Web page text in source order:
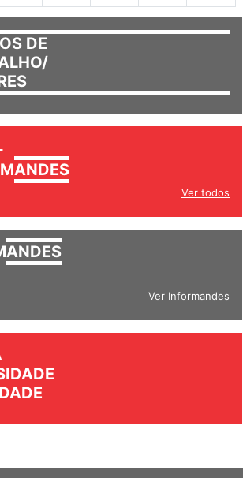
DE
ANDES
Ver todos
ANDES
Ver Informandes